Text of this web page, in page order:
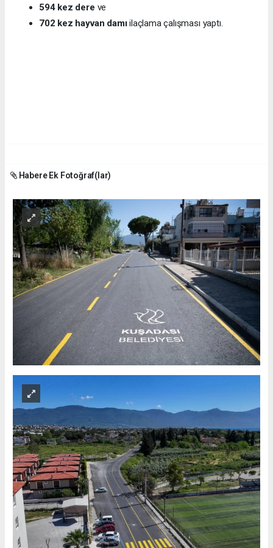
594 kez dere ve
702 kez hayvan damıilaçlama çalışması yaptı.
Habere Ek Fotoğraf(lar)